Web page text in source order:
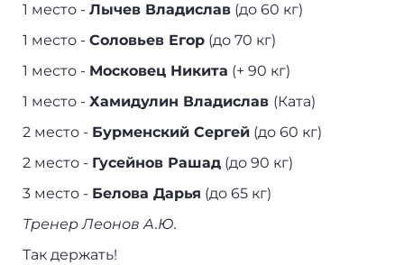
1 место -Лычев Владислав (до 60 кг)
1 место -Соловьев Егор (до 70 кг)
1 место - Московец Никита (+ 90 кг)
1 место -Хамидулин Владислав (Ката)
2 место - Бурменский Сергей (до 60 кг)
2 место - Гусейнов Рашад (до 90 кг)
3 место - Белова Дарья (до 65 кг)
Тренер Леонов А.Ю.
Так держать!